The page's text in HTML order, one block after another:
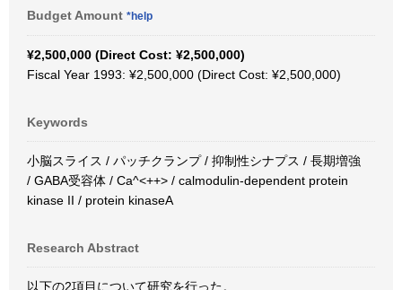
Budget Amount *help
¥2,500,000 (Direct Cost: ¥2,500,000)
Fiscal Year 1993: ¥2,500,000 (Direct Cost: ¥2,500,000)
Keywords
小脳スライス / パッチクランプ / 抑制性シナプス / 長期増強
/ GABA受容体 / Ca^<++> / calmodulin-dependent protein
kinase II / protein kinaseA
Research Abstract
以下の2項目について研究を行った。